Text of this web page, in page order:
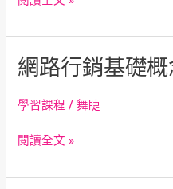
網路行銷基礎概
學習課程 /舞睫
網
路
行
基
閱讀全文 »